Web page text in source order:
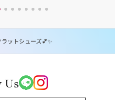
ットシューズ💕✨
Us